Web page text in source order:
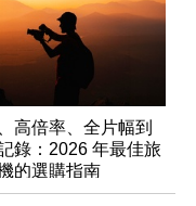
高倍率、全片幅到
錄：2026 年最佳旅
的選購指南